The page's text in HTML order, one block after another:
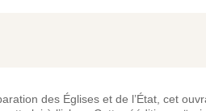
des Églises et de l’État, cet